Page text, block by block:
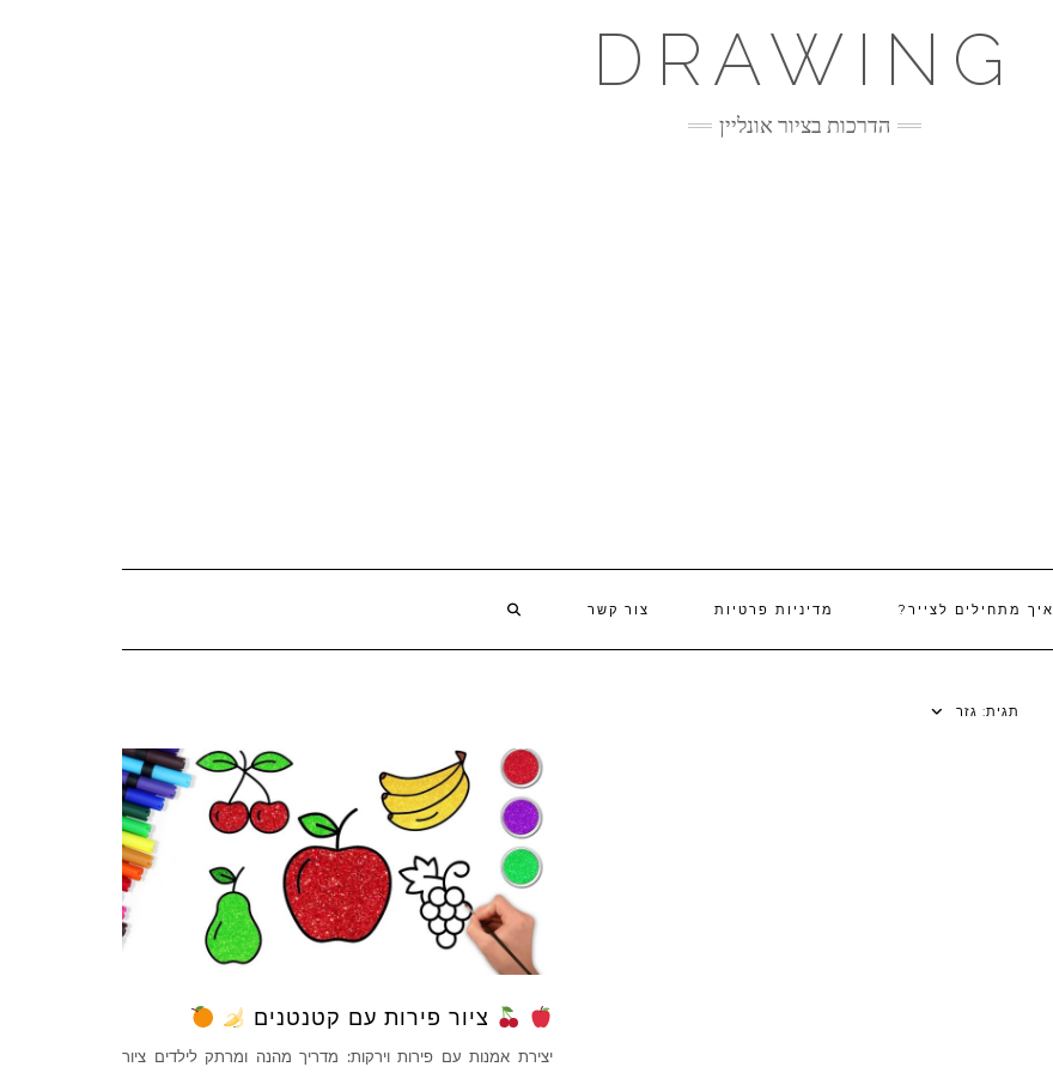
DRAWING
הדרכות בציור אונליין
איך מתחילים לצייר? מדיניות פרטיות צור קשר
תגית: גזר
ציור פירות עם קטנטנים
יצירת אמנות עם פירות וירקות: מדריך מהנה ומרתק לילדים ציור